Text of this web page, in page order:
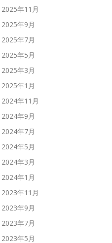
2025年11月
2025年9月
2025年7月
2025年5月
2025年3月
2025年1月
2024年11月
2024年9月
2024年7月
2024年5月
2024年3月
2024年1月
2023年11月
2023年9月
2023年7月
2023年5月